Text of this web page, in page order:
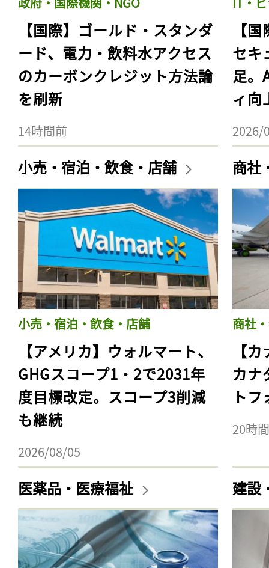
【国際】ゴールド・スタンダ
ード、電力・飲料水アクセス
のカーボンクレジット方法論
を刷新
14時間前
【
セキ
足。
ィ向
2026/
小売・宿泊・飲食・店舗
小売・宿泊・飲食・店舗
【アメリカ】ウォルマート、
GHGスコープ1・2で2031年
度目標改定。スコープ3削減
も継続
2026/08/05
商社
商社
【
カナ
ト
20時
医薬品・医療福祉 建設